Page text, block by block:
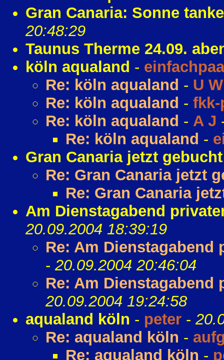
Gran Canaria: Sonne
20:48:29
Taunus Therme 24.09.
köln aqualand -
Re: köln aqualand - U W
Re: köln aqualand - fkk-
Re: köln aqualand - A J
Re: köln aqualand -
Gran Canaria jetzt
Re: Gran Canaria jetzt
Re: Gran Canaria
Am Dienstagabend
20.09.2004 18:39:19
Re: Am Dienstagabend
- 20.09.2004 20:46:04
Re: Am Dienstagabend
20.09.2004 19:24:58
aqualand köln - peter -
Re: aqualand köln -
Re: aqualand köln -